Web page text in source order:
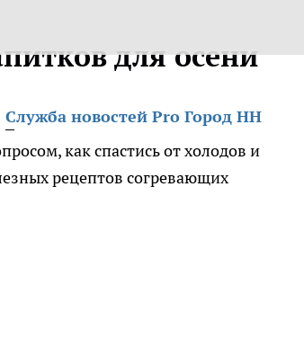
для осени
Служба новостей Pro Город НН
как спастись от холодов и
рецептов согревающих